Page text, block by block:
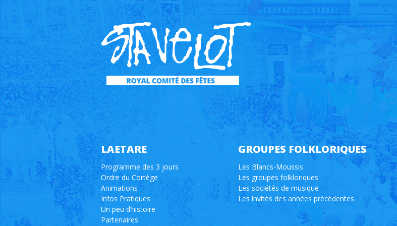
LAETARE
Programme des 3 jours
Ordre du Cortège
Animations
Infos Pratiques
Un peu d’histoire
Partenaires
GROUPES FOLKLORIQUES
Les Blancs-Moussis
Les groupes folkloriques
Les sociétés de musique
Les invités des années précédentes